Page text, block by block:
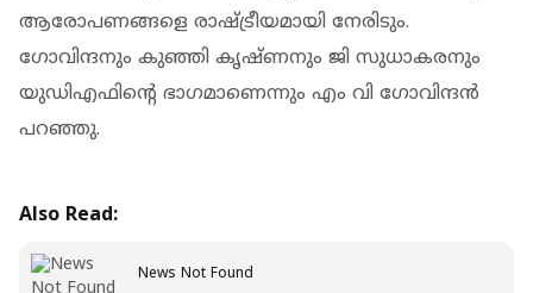
ആരോപണങ്ങളെ രാഷ്ട്രീയമായി നേരിടും.
ഗോവിന്ദനും കുഞ്ഞി കൃഷ്ണനും ജി സുധാകരനും
യുഡിഎഫിന്റെ ഭാഗമാണെന്നും എം വി ഗോവിന്ദന്‍
പറഞ്ഞു.
Also Read:
News Not Found